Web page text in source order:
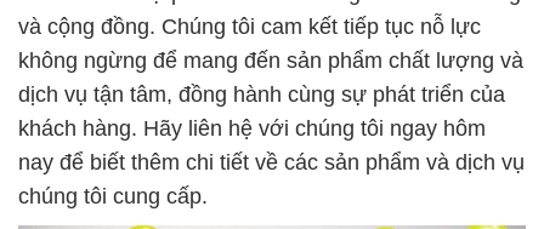
và cộng đồng. Chúng tôi cam kết tiếp tục nỗ lực
không ngừng để mang đến sản phẩm chất lượng và
dịch vụ tận tâm, đồng hành cùng sự phát triển của
khách hàng. Hãy liên hệ với chúng tôi ngay hôm
nay để biết thêm chi tiết về các sản phẩm và dịch vụ
chúng tôi cung cấp.